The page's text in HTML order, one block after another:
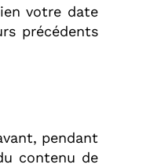
votre date
précédents
pendant
contenu de